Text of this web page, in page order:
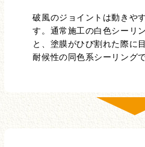
破風のジョイントは動きや
す。通常施工の白色シーリ
と、塗膜がひび割れた際に
耐候性の同色系シーリング